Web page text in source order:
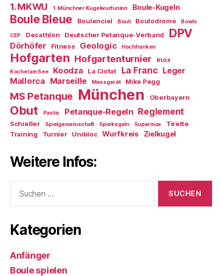
1. MKWU 1. Münchner Kugelwurfunion Boule-Kugeln
Boule Bleue Boulenciel Bouli Boulodrome Bowls
CEP Decathlon Deutscher Petanque-Verband DPV
Dörhöfer Fitness Geologic Hochfranken
Hofgarten Hofgartenturnier Inox
Kochel am See Koodza La Ciotat La Franc Leger
Mallorca Marseille Messgerät Mike Pegg
MS Petanque München Oberbayern
Obut Pastis Petanque-Regeln Reglement
Schießer Spielgemeinschaft Spielregeln Superinox
Tirette
Training
Turnier Unibloc Wurfkreis Zielkugel
Weitere Infos:
nach:
Kategorien
Anfänger
Boule spielen